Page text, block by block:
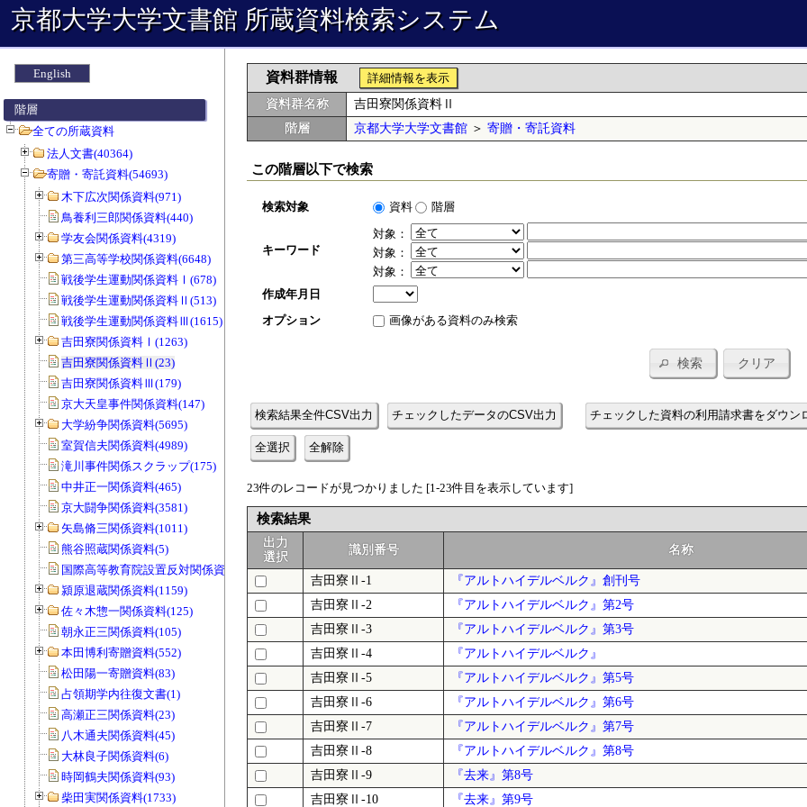
京都大学大学文書館 所蔵資料検索システム
English
階層
全ての所蔵資料
法人文書(40364)
寄贈・寄託資料(54693)
木下広次関係資料(971)
鳥養利三郎関係資料(440)
学友会関係資料(4319)
第三高等学校関係資料(6648)
戦後学生運動関係資料Ⅰ(678)
戦後学生運動関係資料Ⅱ(513)
戦後学生運動関係資料Ⅲ(1615)
吉田寮関係資料Ⅰ(1263)
吉田寮関係資料Ⅱ(23)
吉田寮関係資料Ⅲ(179)
京大天皇事件関係資料(147)
大学紛争関係資料(5695)
室賀信夫関係資料(4989)
滝川事件関係スクラップ(175)
中井正一関係資料(465)
京大闘争関係資料(3581)
矢島脩三関係資料(1011)
熊谷照蔵関係資料(5)
国際高等教育院設置反対関係資料(20)
潁原退蔵関係資料(1159)
佐々木惣一関係資料(125)
朝永正三関係資料(105)
本田博利寄贈資料(552)
松田陽一寄贈資料(83)
占領期学内往復文書(1)
高瀬正三関係資料(23)
八木通夫関係資料(45)
大林良子関係資料(6)
時岡鶴夫関係資料(93)
柴田実関係資料(1733)
資料群情報
詳細情報を表示
資料群名称
吉田寮関係資料Ⅱ
階層
京都大学大学文書館 ＞ 寄贈・寄託資料
この階層以下で検索
検索対象 資料 階層
キーワード
対象：
対象：
対象：
作成年月日
オプション
画像がある資料のみ検索
検索 クリア
検索結果全件CSV出力 チェックしたデータのCSV出力 チェックした資料の利用請求書をダウン
全選択 全解除
23件のレコードが見つかりました [1-23件目を表示しています]
検索結果
出力
選択
識別番号 名称
吉田寮Ⅱ-1
『アルトハイデルベルク』創刊号
吉田寮Ⅱ-2
『アルトハイデルベルク』第2号
吉田寮Ⅱ-3
『アルトハイデルベルク』第3号
吉田寮Ⅱ-4
『アルトハイデルベルク』
吉田寮Ⅱ-5
『アルトハイデルベルク』第5号
吉田寮Ⅱ-6
『アルトハイデルベルク』第6号
吉田寮Ⅱ-7
『アルトハイデルベルク』第7号
吉田寮Ⅱ-8
『アルトハイデルベルク』第8号
吉田寮Ⅱ-9
『去来』第8号
吉田寮Ⅱ-10
『去来』第9号